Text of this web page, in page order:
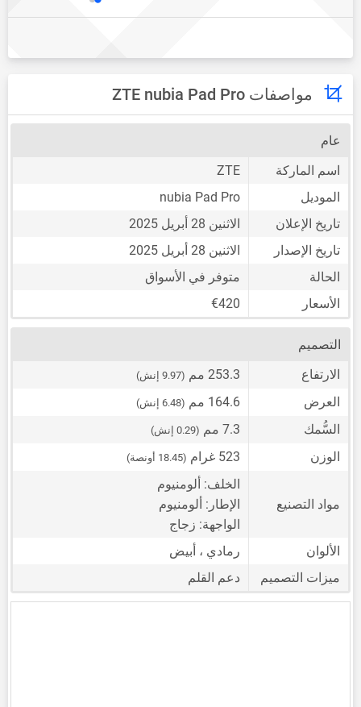
مواصفات ZTE nubia Pad Pro
عام
اسم الماركة
ZTE
الموديل
nubia Pad Pro
تاريخ الإعلان
الاثنين 28 أبريل 2025
تاريخ الإصدار
الاثنين 28 أبريل 2025
الحالة
متوفر في الأسواق
الأسعار
€420
التصميم
الارتفاع
253.3 مم (9.97 إنش)
العرض 164.6 مم (6.48 إنش)
السُّمك 7.3 مم (0.29 إنش)
الوزن 523 غرام (18.45 أونصة)
مواد التصنيع
الخلف: ألومنيوم
الإطار: ألومنيوم
الواجهة: زجاج
الألوان
رمادي ، أبيض
ميزات التصميم
دعم القلم